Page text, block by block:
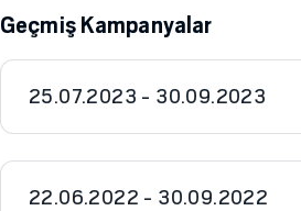
Geçmiş Kampanyalar
25.07.2023 - 30.09.2023
22.06.2022 - 30.09.2022